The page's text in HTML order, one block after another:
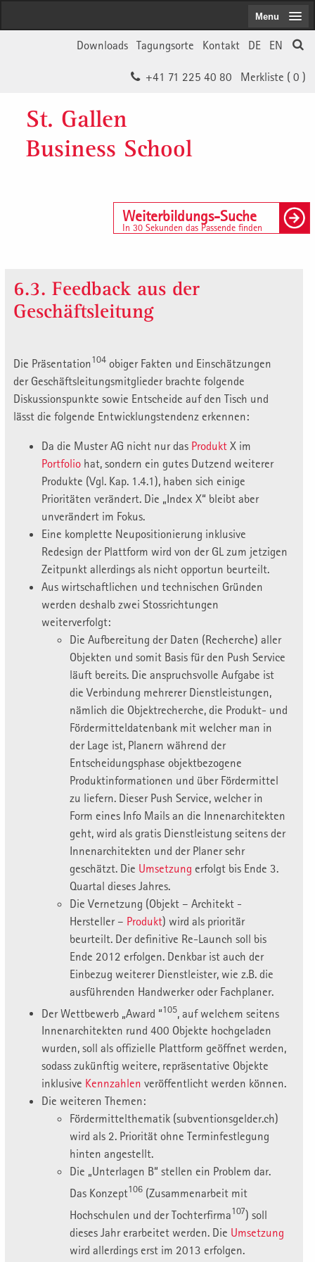
EN
DE
Kontakt
Tagungsorte
Downloads
Merkliste ( 0 )
+41 71 225 40 80
St. Gallen
Business School
Weiterbildungs-Suche
In 30 Sekunden das Passende finden
Menu
6.3. Feedback aus der
Geschäftsleitung
Die Präsentation104 obiger Fakten und Einschätzungen
der Geschäftsleitungsmitglieder brachte folgende
Diskussionspunkte sowie Entscheide auf den Tisch und
lässt die folgende Entwicklungstendenz erkennen:
Da die Muster AG nicht nur das Produkt X im
Portfolio hat, sondern ein gutes Dutzend weiterer
Produkte (Vgl. Kap. 1.4.1), haben sich einige
Prioritäten verändert. Die „Index X“ bleibt aber
unverändert im Fokus.
Eine komplette Neupositionierung inklusive
Redesign der Plattform wird von der GL zum jetzigen
Zeitpunkt allerdings als nicht opportun beurteilt.
Aus wirtschaftlichen und technischen Gründen
werden deshalb zwei Stossrichtungen
weiterverfolgt:
Die Aufbereitung der Daten (Recherche) aller
Objekten und somit Basis für den Push Service
läuft bereits. Die anspruchsvolle Aufgabe ist
die Verbindung mehrerer Dienstleistungen,
nämlich die Objektrecherche, die Produkt- und
Fördermitteldatenbank mit welcher man in
der Lage ist, Planern während der
Entscheidungsphase objektbezogene
Produktinformationen und über Fördermittel
zu liefern. Dieser Push Service, welcher in
Form eines Info Mails an die Innenarchitekten
geht, wird als gratis Dienstleistung seitens der
Innenarchitekten und der Planer sehr
geschätzt. Die Umsetzung erfolgt bis Ende 3.
Quartal dieses Jahres.
Die Vernetzung (Objekt – Architekt -
Hersteller – Produkt) wird als prioritär
beurteilt. Der definitive Re-Launch soll bis
Ende 2012 erfolgen. Denkbar ist auch der
Einbezug weiterer Dienstleister, wie z.B. die
ausführenden Handwerker oder Fachplaner.
Der Wettbewerb „Award “105, auf welchem seitens
Innenarchitekten rund 400 Objekte hochgeladen
wurden, soll als offizielle Plattform geöffnet werden,
sodass zukünftig weitere, repräsentative Objekte
inklusive Kennzahlen veröffentlicht werden können.
Die weiteren Themen:
Fördermittelthematik (subventionsgelder.ch)
wird als 2. Priorität ohne Terminfestlegung
hinten angestellt.
Die „Unterlagen B“ stellen ein Problem dar.
Das Konzept106 (Zusammenarbeit mit
Hochschulen und der Tochterfirma107) soll
dieses Jahr erarbeitet werden. Die Umsetzung
wird allerdings erst im 2013 erfolgen.